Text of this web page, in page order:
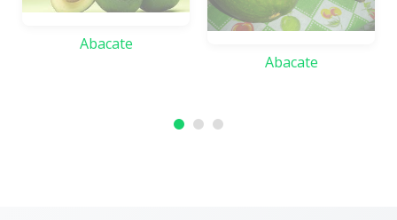
Abacate
Abacate